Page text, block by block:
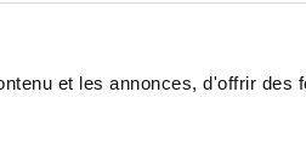
et les annonces, d'offrir des